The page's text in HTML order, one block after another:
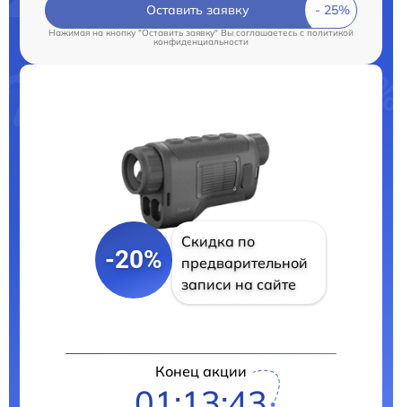
Оставить заявку
Нажимая на кнопку "Оставить заявку" Вы соглашаетесь cполитикой
конфиденциальности
-20%
Скидка по
предварительной
записи на сайте
Конец акции